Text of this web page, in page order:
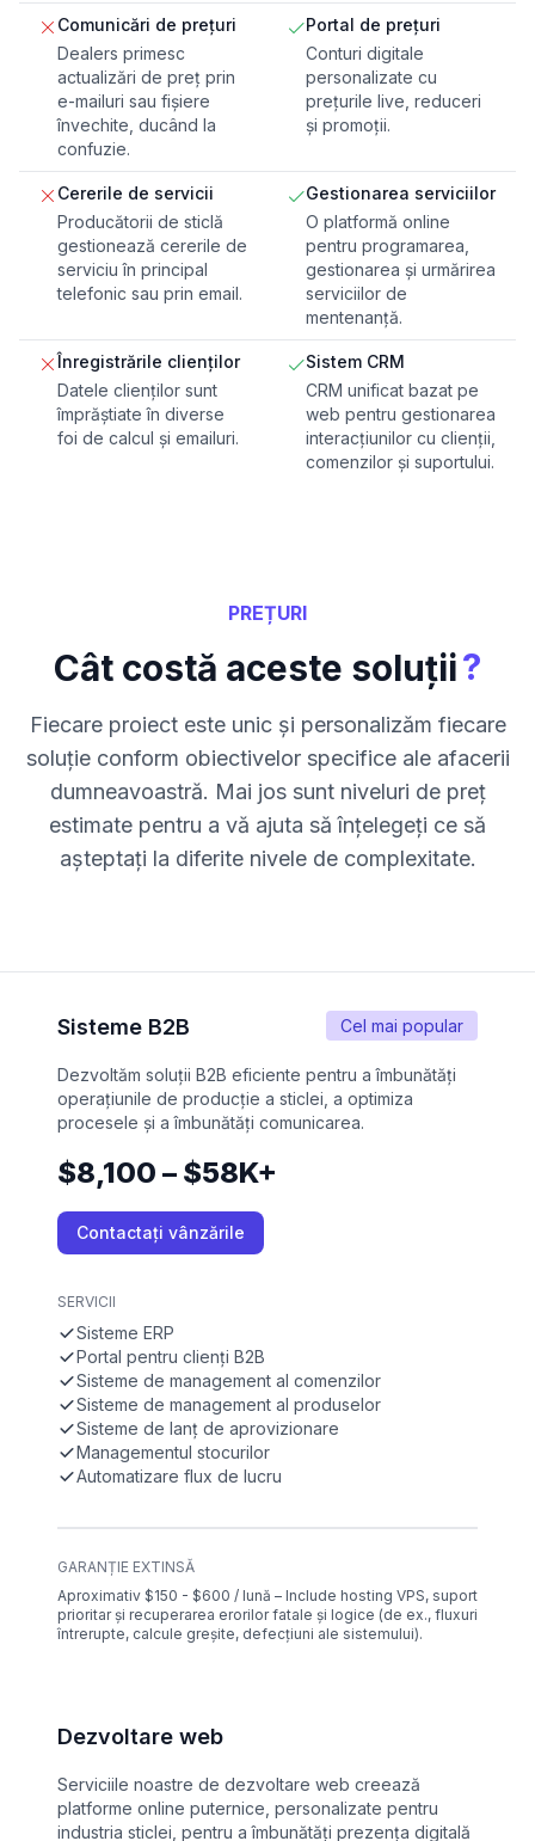
Comunicări de prețuri
Dealers primesc
actualizări de preț prin
e-mailuri sau fișiere
învechite, ducând la
confuzie.
Portal de prețuri
Conturi digitale
personalizate cu
prețurile live, reduceri
și promoții.
Cererile de servicii
Producătorii de sticlă
gestionează cererile de
serviciu în principal
telefonic sau prin email.
Gestionarea serviciilor
O platformă online
pentru programarea,
gestionarea și urmărirea
serviciilor de
mentenanță.
Înregistrările clienților
Datele clienților sunt
împrăștiate în diverse
foi de calcul și emailuri.
Sistem CRM
CRM unificat bazat pe
web pentru gestionarea
interacțiunilor cu clienții,
comenzilor și suportului.
PREȚURI
Cât costă aceste soluții?
Fiecare proiect este unic și personalizăm fiecare
soluție conform obiectivelor specifice ale afacerii
dumneavoastră. Mai jos sunt niveluri de preț
estimate pentru a vă ajuta să înțelegeți ce să
așteptați la diferite nivele de complexitate.
Cel mai popular
Sisteme B2B
Dezvoltăm soluții B2B eficiente pentru a îmbunătăți
operațiunile de producție a sticlei, a optimiza
procesele și a îmbunătăți comunicarea.
$8,100 – $58K+
Contactați vânzările
SERVICII
Sisteme ERP
Portal pentru clienți B2B
Sisteme de management al comenzilor
Sisteme de management al produselor
Sisteme de lanț de aprovizionare
Managementul stocurilor
Automatizare flux de lucru
GARANȚIE EXTINSĂ
Aproximativ $150 - $600 / lună – Include hosting VPS, suport
prioritar și recuperarea erorilor fatale și logice (de ex., fluxuri
întrerupte, calcule greșite, defecțiuni ale sistemului).
Dezvoltare web
Serviciile noastre de dezvoltare web creează
platforme online puternice, personalizate pentru
industria sticlei, pentru a îmbunătăți prezența digitală